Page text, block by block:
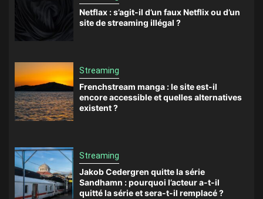
Netflax : s’agit-il d’un faux Netflix ou d’un
site de streaming illégal ?
Streaming
Frenchstream manga : le site est-il
encore accessible et quelles alternatives
existent ?
Streaming
Jakob Cedergren quitte la série
Sandhamn : pourquoi l’acteur a-t-il
quitté la série et sera-t-il remplacé ?